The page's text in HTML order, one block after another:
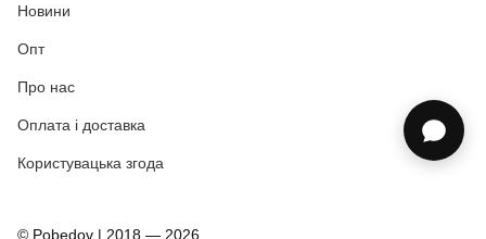
Новини
Опт
Про нас
Оплата і доставка
Користувацька згода
© Pobedov | 2018 — 2026